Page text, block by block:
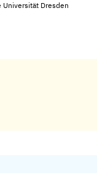
Universität Dresden